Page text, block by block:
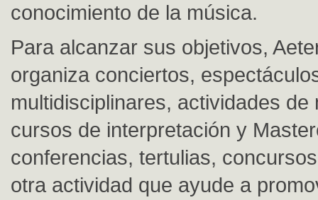
conocimiento de la música.
Para alcanzar sus objetivos,
organiza conciertos,
multidisciplinares, actividades de
cursos de interpretación y
conferencias, tertulias,
otra actividad que ayude a